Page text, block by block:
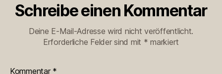
Schreibe einen Kommentar
Deine E-Mail-Adresse wird nicht veröffentlicht.
Erforderliche Felder sind mit * markiert
Kommentar *